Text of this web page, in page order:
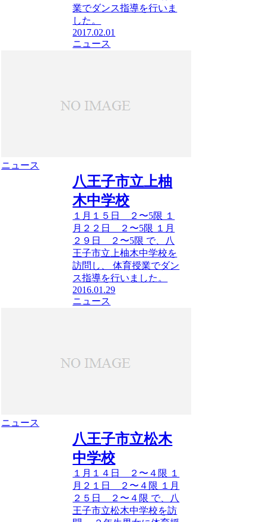
業でダンス指導を行いま
した。
2017.02.01
ニュース
ニュース
八王子市立上柚
木中学校
１月１５日 ２〜5限 １
月２２日 ２〜5限 １月
２９日 ２〜5限 で、八
王子市立上柚木中学校を
訪問し、 体育授業でダン
ス指導を行いました。
2016.01.29
ニュース
ニュース
八王子市立松木
中学校
１月１４日 ２〜４限 １
月２１日 ２〜４限 １月
２５日 ２〜４限 で、八
王子市立松木中学校を訪